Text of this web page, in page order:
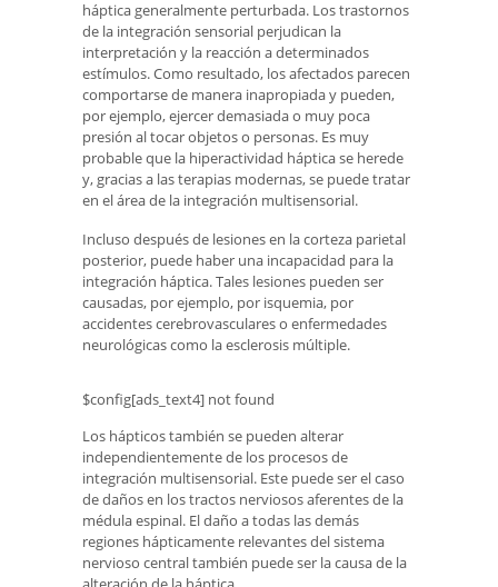
háptica generalmente perturbada. Los trastornos
de la integración sensorial perjudican la
interpretación y la reacción a determinados
estímulos. Como resultado, los afectados parecen
comportarse de manera inapropiada y pueden,
por ejemplo, ejercer demasiada o muy poca
presión al tocar objetos o personas. Es muy
probable que la hiperactividad háptica se herede
y, gracias a las terapias modernas, se puede tratar
en el área de la integración multisensorial.
Incluso después de lesiones en la corteza parietal
posterior, puede haber una incapacidad para la
integración háptica. Tales lesiones pueden ser
causadas, por ejemplo, por isquemia, por
accidentes cerebrovasculares o enfermedades
neurológicas como la esclerosis múltiple.
$config[ads_text4] not found
Los hápticos también se pueden alterar
independientemente de los procesos de
integración multisensorial. Este puede ser el caso
de daños en los tractos nerviosos aferentes de la
médula espinal. El daño a todas las demás
regiones hápticamente relevantes del sistema
nervioso central también puede ser la causa de la